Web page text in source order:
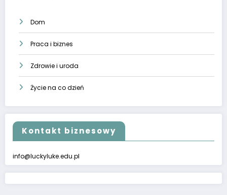
Dom
Praca i biznes
Zdrowie i uroda
Życie na co dzień
Kontakt biznesowy
info@luckyluke.edu.pl